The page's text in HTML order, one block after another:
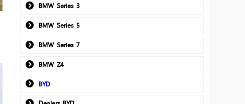
BMW Series 3
BMW Series 5
BMW Series 7
BMW Z4
BYD